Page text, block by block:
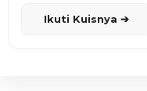
Ikuti Kuisnya ➔